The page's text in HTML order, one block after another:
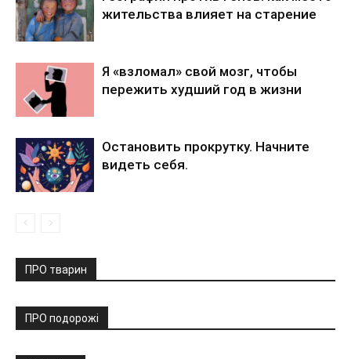
жительства влияет на старение
Я «взломал» свой мозг, чтобы
пережить худший год в жизни
Остановить прокрутку. Начните
видеть себя.
ПРО тварин
ПРО подорожі